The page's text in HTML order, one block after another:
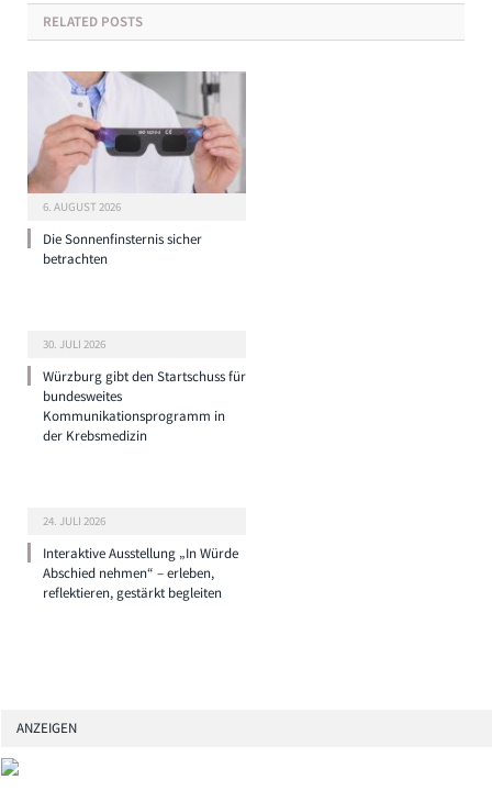
RELATED POSTS
6. AUGUST 2026
Die Sonnenfinsternis sicher
betrachten
30. JULI 2026
Würzburg gibt den Startschuss für
bundesweites
Kommunikationsprogramm in
der Krebsmedizin
24. JULI 2026
Interaktive Ausstellung „In Würde
Abschied nehmen“ – erleben,
reflektieren, gestärkt begleiten
ANZEIGEN